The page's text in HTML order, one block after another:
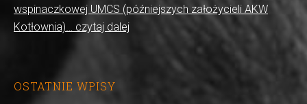
wspinaczkowej UMCS (późniejszych założycieli AKW
Kotłownia)… czytaj dalej
OSTATNIE WPISY